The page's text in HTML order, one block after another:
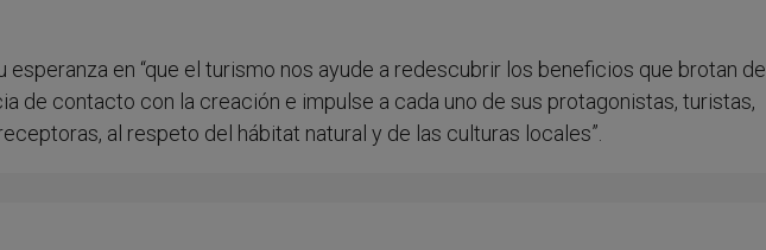
esperanza en “que el turismo nos ayude a redescubrir los beneficios que brotan de
de contacto con la creación e impulse a cada uno de sus protagonistas, turistas,
al respeto del hábitat natural y de las culturas locales”.